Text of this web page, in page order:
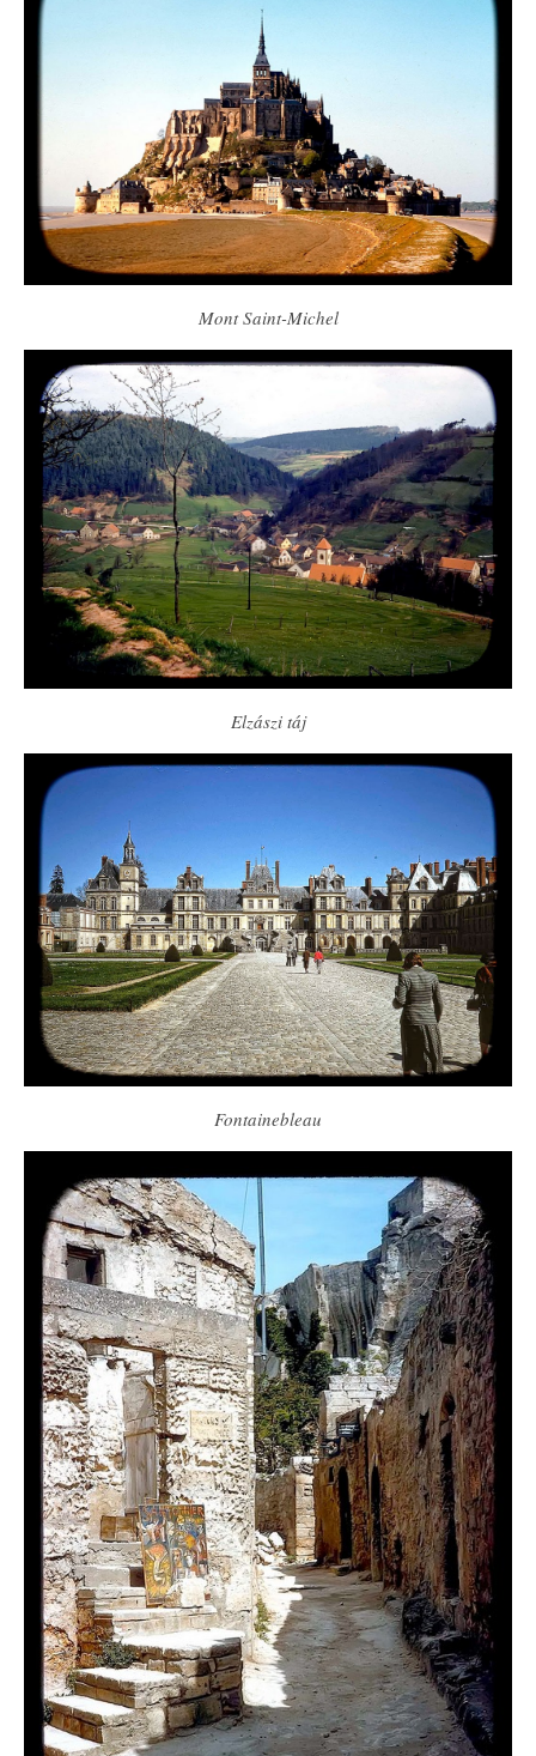
Mont Saint-Michel
Elzászi táj
Fontainebleau